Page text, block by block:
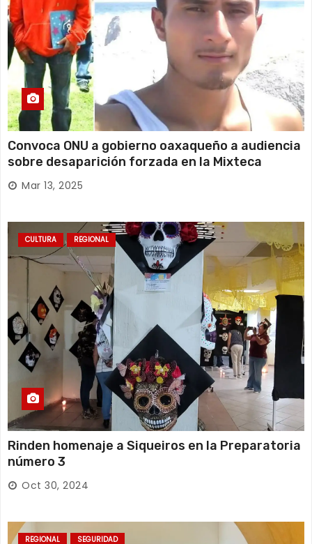
Convoca ONU a gobierno oaxaqueño a audiencia
sobre desaparición forzada en la Mixteca
Mar 13, 2025
CULTURA REGIONAL
Rinden homenaje a Siqueiros en la Preparatoria
número 3
Oct 30, 2024
REGIONAL SEGURIDAD